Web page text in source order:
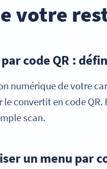
votre
par code QR :
numérique de votre
convertit en code
scan.
un menu par